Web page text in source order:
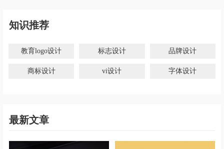
知识推荐
教育logo设计 标志设计 品牌设计
商标设计 vi设计 字体设计
最新文章